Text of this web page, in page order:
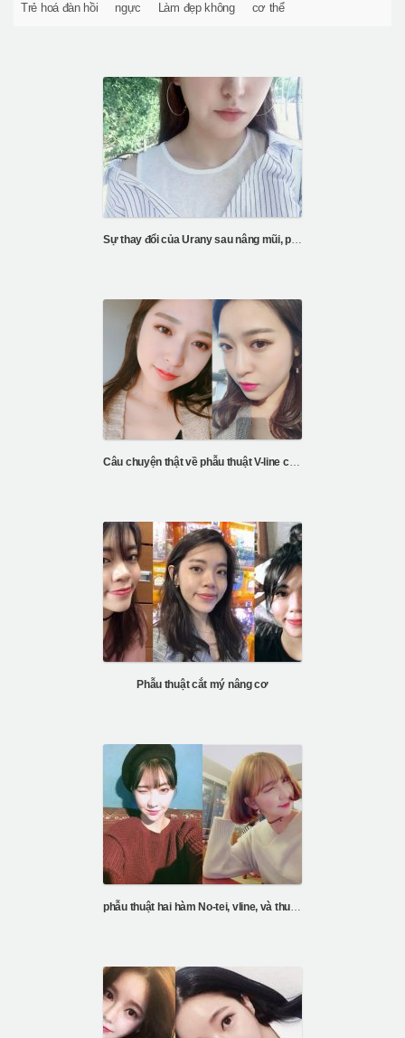
Trẻ hoá đàn hồi ngực Làm đẹp không cơ thể
Sự thay đổi của Urany sau nâng mũi, phẫu thuật mắt hai mí và phẫu thuật V-line
Câu chuyện thật về phẫu thuật V-line của Alisa’s
Phẫu thuật cắt mý nâng cơ
phẫu thuật hai hàm No-tei, vline, và thu gọn gò má